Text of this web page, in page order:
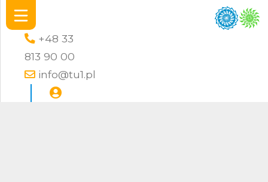
+48 33
813 90 00
info@tu1.pl